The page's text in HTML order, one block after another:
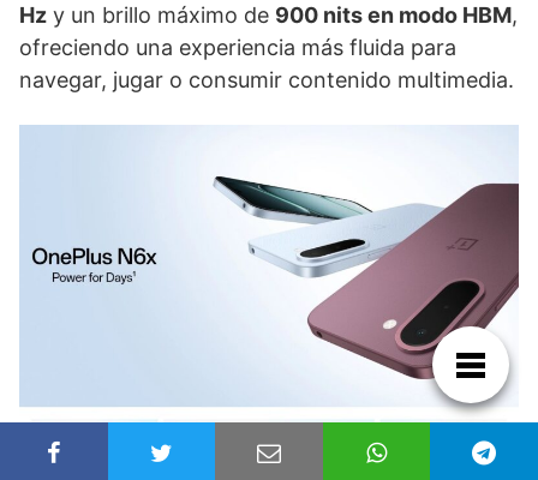
Hz y un brillo máximo de 900 nits en modo HBM,
ofreciendo una experiencia más fluida para
navegar, jugar o consumir contenido multimedia.